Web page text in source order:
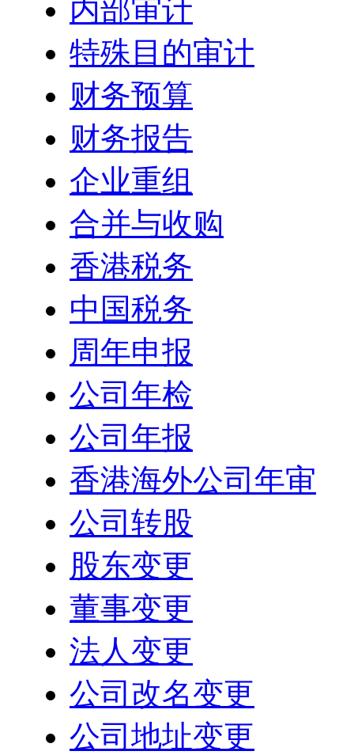
内部审计
特殊目的审计
财务预算
财务报告
企业重组
合并与收购
香港税务
中国税务
周年申报
公司年检
公司年报
香港海外公司年审
公司转股
股东变更
董事变更
法人变更
公司改名变更
公司地址变更